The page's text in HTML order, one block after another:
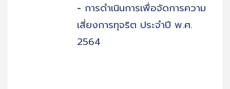
- การดำเนินการเพื่อจัดการความ
เสี่ยงการทุจริต ประจำปี พ.ศ.
2564